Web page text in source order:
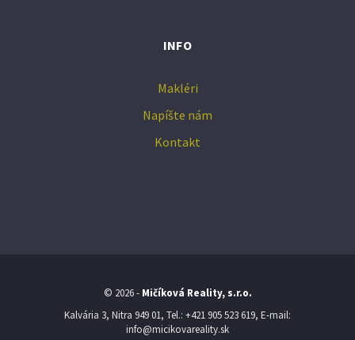
INFO
Makléri
Napíšte nám
Kontakt
© 2026 - Mičíková Reality, s.r.o.
Kalvária 3, Nitra 949 01, Tel.: +421 905 523 619, E-mail:
info@micikovareality.sk